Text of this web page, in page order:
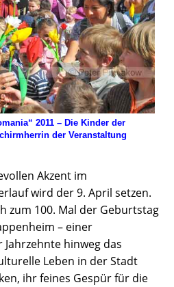
2011 – Die Kinder der
der Veranstaltung
Akzent im
wird der 9. April setzen.
zum 100. Mal der Geburtstag
– einer
hinweg das
Leben in der Stadt
ihr feines Gespür für die